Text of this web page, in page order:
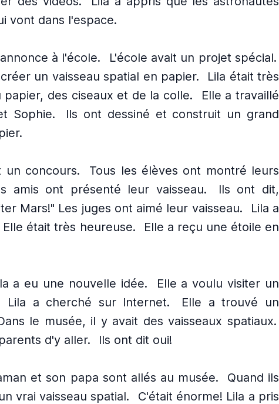
vont dans l'espace.
à l'école.
L'école avait un projet spécial.
un vaisseau spatial en papier.
Lila était très
papier, des ciseaux et de la colle.
Elle a travaillé
Sophie.
Ils ont dessiné et construit un grand
un concours.
Tous les élèves ont montré leurs
amis ont présenté leur vaisseau.
Ils ont dit,
Mars!" Les juges ont aimé leur vaisseau.
Lila a
était très heureuse.
Elle a reçu une étoile en
a eu une nouvelle idée.
Elle a voulu visiter un
Lila a cherché sur Internet.
Elle a trouvé un
le musée, il y avait des vaisseaux spatiaux.
d'y aller.
Ils ont dit oui!
et son papa sont allés au musée.
Quand ils
vrai vaisseau spatial.
C'était énorme! Lila a pris